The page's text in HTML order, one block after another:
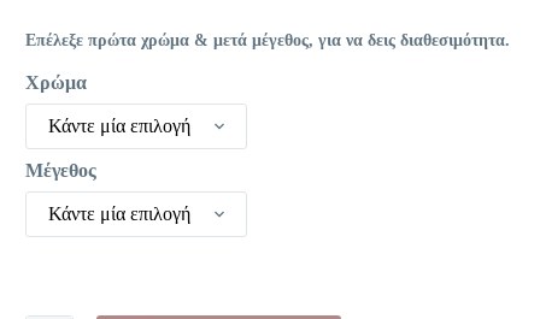
Επέλεξε πρώτα χρώμα & μετά μέγεθος, για να δεις διαθεσιμότητα.
Χρώμα
Κάντε μία επιλογή
Μέγεθος
Κάντε μία επιλογή